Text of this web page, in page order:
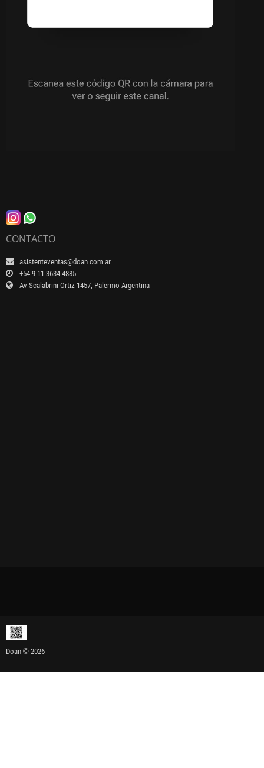
CONTACTO
asistenteventas@doan.com.ar
+54 9 11 3634-4885
Av Scalabrini Ortiz 1457, Palermo Argentina
Doan © 2026